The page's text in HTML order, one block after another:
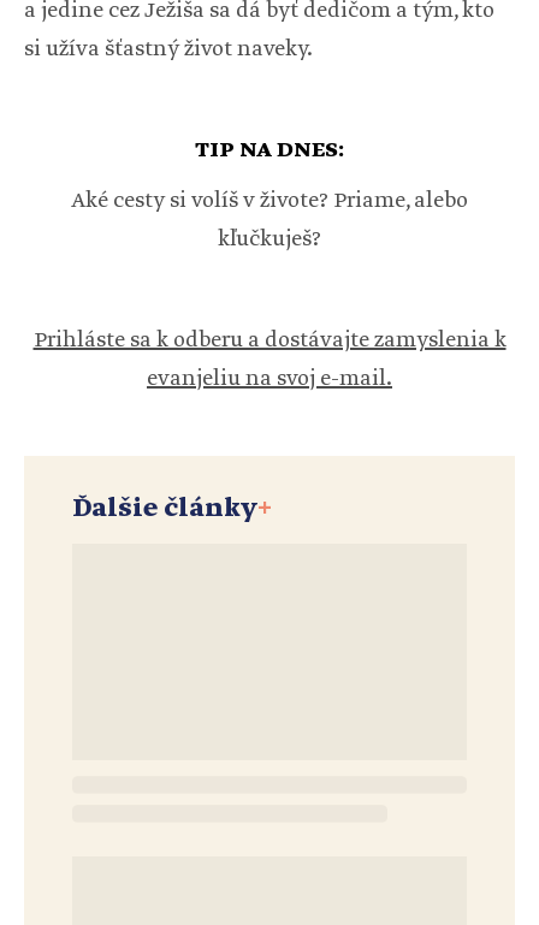
a jedine cez Ježiša sa dá byť dedičom a tým, kto
si užíva šťastný život naveky.
TIP NA DNES:
Aké cesty si volíš v živote? Priame, alebo
kľučkuješ?
Prihláste sa k odberu a dostávajte zamyslenia k
evanjeliu na svoj e-mail.
Ďalšie články+